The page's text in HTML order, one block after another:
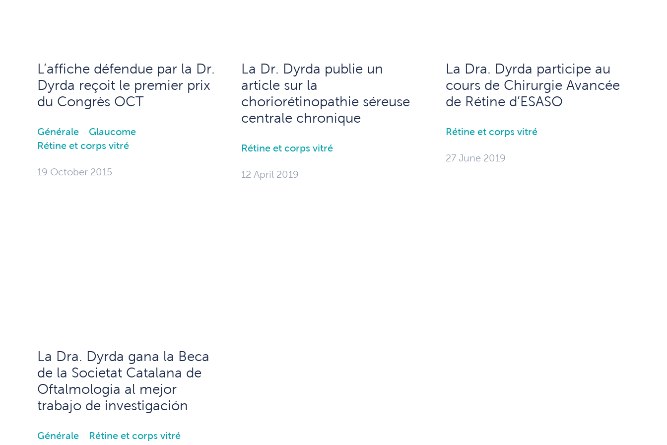
L’affiche défendue par la Dr.
Dyrda reçoit le premier prix
du Congrès OCT
Générale
Glaucome
Rétine et corps vitré
19 October 2015
La Dr. Dyrda publie un
article sur la
choriorétinopathie séreuse
centrale chronique
Rétine et corps vitré
12 April 2019
La Dra. Dyrda participe au
cours de Chirurgie Avancée
de Rétine d’ESASO
Rétine et corps vitré
27 June 2019
La Dra. Dyrda gana la Beca
de la Societat Catalana de
Oftalmologia al mejor
trabajo de investigación
Générale Rétine et corps vitré